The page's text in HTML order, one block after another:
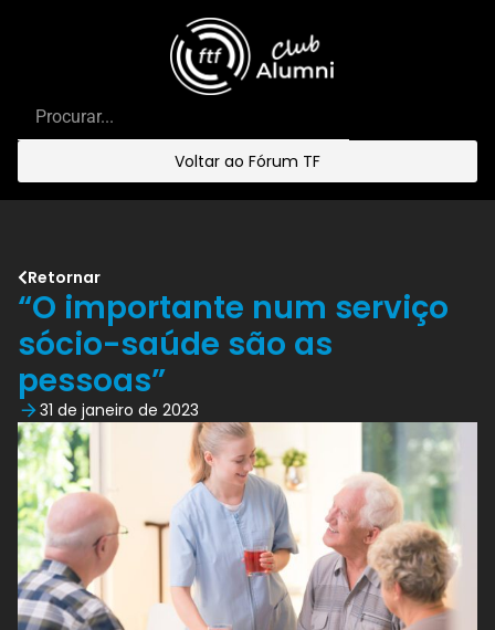
Voltar ao Fórum TF
Retornar
“O importante num serviço
sócio-saúde são as
pessoas”
31 de janeiro de 2023